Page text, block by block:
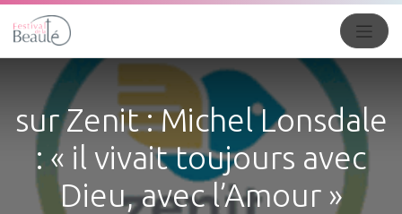
sur Zenit : Michel Lonsdale
: « il vivait toujours avec
Dieu, avec l’Amour »